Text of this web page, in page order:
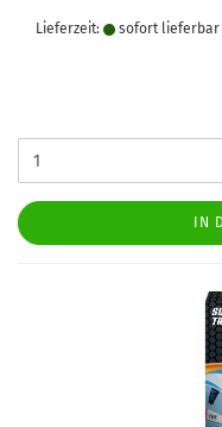
Lieferzeit: sofort lie­fer­bar
IN